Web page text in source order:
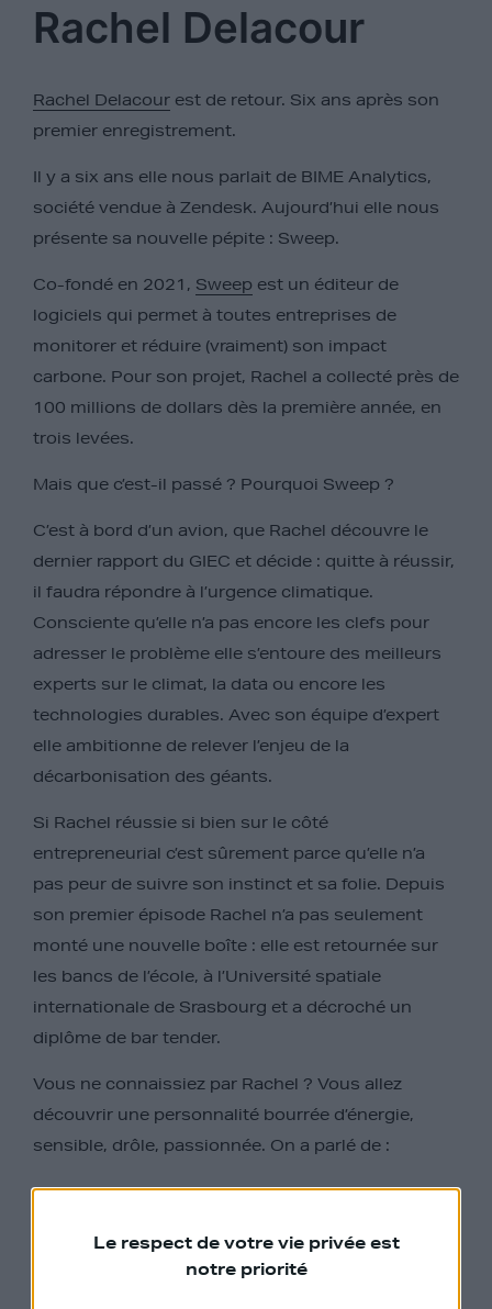
Le respect de votre vie privée est
notre priorité
Rachel Delacour
Rachel Delacour est de retour. Six ans après son
premier enregistrement.
Il y a six ans elle nous parlait de BIME Analytics,
société vendue à Zendesk. Aujourd’hui elle nous
présente sa nouvelle pépite : Sweep.
Co-fondé en 2021, Sweep est un éditeur de
logiciels qui permet à toutes entreprises de
monitorer et réduire (vraiment) son impact
carbone. Pour son projet, Rachel a collecté près de
100 millions de dollars dès la première année, en
trois levées.
Mais que c’est-il passé ? Pourquoi Sweep ?
C’est à bord d’un avion, que Rachel découvre le
dernier rapport du GIEC et décide : quitte à réussir,
il faudra répondre à l’urgence climatique.
Consciente qu’elle n’a pas encore les clefs pour
adresser le problème elle s’entoure des meilleurs
experts sur le climat, la data ou encore les
technologies durables. Avec son équipe d’expert
elle ambitionne de relever l’enjeu de la
décarbonisation des géants.
Si Rachel réussie si bien sur le côté
entrepreneurial c’est sûrement parce qu’elle n’a
pas peur de suivre son instinct et sa folie. Depuis
son premier épisode Rachel n’a pas seulement
monté une nouvelle boîte : elle est retournée sur
les bancs de l’école, à l’Université spatiale
internationale de Srasbourg et a décroché un
diplôme de bar tender.
Vous ne connaissiez par Rachel ? Vous allez
découvrir une personnalité bourrée d’énergie,
sensible, drôle, passionnée. On a parlé de :
L’importance d’être bien entouré